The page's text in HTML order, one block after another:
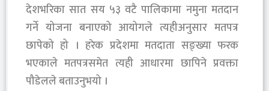
देशभरिका सात सय ५३ वटै पालिकामा नमुना मतदान
गर्ने योजना बनाएको आयोगले त्यहीअनुसार मतपत्र
छापेको हो । हरेक प्रदेशमा मतदाता सङ्ख्या फरक
भएकाले मतपत्रसमेत त्यही आधारमा छापिने प्रवक्ता
पौडेलले बताउनुभयो ।